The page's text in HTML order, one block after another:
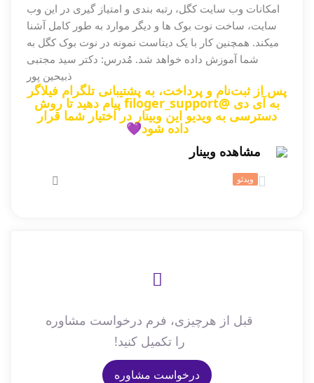
امکانات وب سایت کگل، رتبه بندی و امتیاز گیری در این وب
سایت، ساخت نوت بوک ها و دیگر موارد به طور کامل آشنا
میکند. همچنین کار با یک دیتاست نمونه در نوت بوک کگل به
شما آموزش داده خواهد شد. مُدرس: دکتر سید مجتبی
ذبیحین پور
پس از ثبت‌نام و پرداخت، به پشتیبانی تلگرام فیلاگر
به آی دی @filoger_support پیام دهید تا روش
دسترسی به ویدیو این وبینار در اختیار شما قرار
داده شود💜
مشاهده وبینار
ویدئو
قبل از هرچیزی، فرم درخواست مشاوره
را تکمیل کنید!
درخواست مشاوره